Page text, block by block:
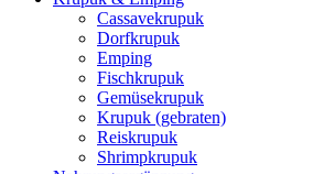
Cassavekrupuk
Dorfkrupuk
Emping
Fischkrupuk
Gemüsekrupuk
Krupuk (gebraten)
Reiskrupuk
Shrimpkrupuk